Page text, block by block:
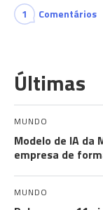
1 Comentários
Últimas
MUNDO
Modelo de IA da
empresa de
MUNDO